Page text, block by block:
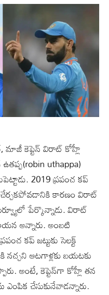
మాజీ కెప్టెన్ విరాట్ కోహ్లీ
uthappa)
2019 ప్రపంచ కప్
కారణం విరాట్
పేర్కొన్నాడు. విరాట్
అన్నారు. అంబటి
కప్ జట్టుకు సెలక్ట్
ఆటగాళ్లకు బయటకు
అంటే, కెప్టెన్‌గా కోహ్లీ తన
చేసుకునేవాడన్నారు.